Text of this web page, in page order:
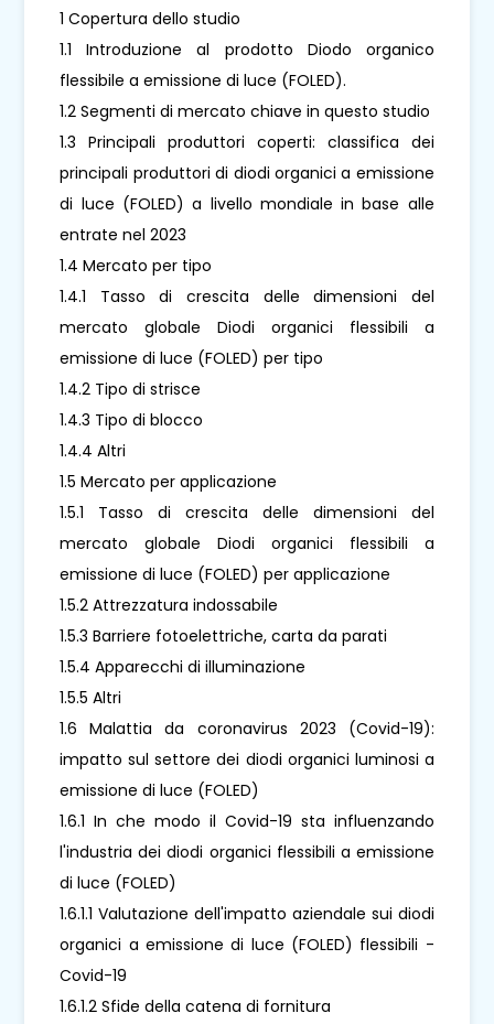
1 Copertura dello studio
1.1 Introduzione al prodotto Diodo organico
flessibile a emissione di luce (FOLED).
1.2 Segmenti di mercato chiave in questo studio
1.3 Principali produttori coperti: classifica dei
principali produttori di diodi organici a emissione
di luce (FOLED) a livello mondiale in base alle
entrate nel 2023
1.4 Mercato per tipo
1.4.1 Tasso di crescita delle dimensioni del
mercato globale Diodi organici flessibili a
emissione di luce (FOLED) per tipo
1.4.2 Tipo di strisce
1.4.3 Tipo di blocco
1.4.4 Altri
1.5 Mercato per applicazione
1.5.1 Tasso di crescita delle dimensioni del
mercato globale Diodi organici flessibili a
emissione di luce (FOLED) per applicazione
1.5.2 Attrezzatura indossabile
1.5.3 Barriere fotoelettriche, carta da parati
1.5.4 Apparecchi di illuminazione
1.5.5 Altri
1.6 Malattia da coronavirus 2023 (Covid-19):
impatto sul settore dei diodi organici luminosi a
emissione di luce (FOLED)
1.6.1 In che modo il Covid-19 sta influenzando
l'industria dei diodi organici flessibili a emissione
di luce (FOLED)
1.6.1.1 Valutazione dell'impatto aziendale sui diodi
organici a emissione di luce (FOLED) flessibili -
Covid-19
1.6.1.2 Sfide della catena di fornitura